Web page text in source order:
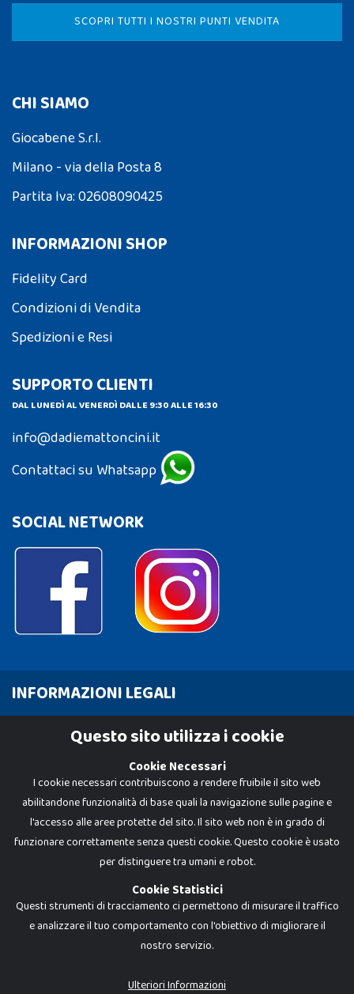
SCOPRI TUTTI I NOSTRI PUNTI VENDITA
CHI SIAMO
Giocabene S.r.l.
Milano - via della Posta 8
Partita Iva: 02608090425
INFORMAZIONI SHOP
Fidelity Card
Condizioni di Vendita
Spedizioni e Resi
SUPPORTO CLIENTI
DAL LUNEDÌ AL VENERDÌ DALLE 9:30 ALLE 16:30
info@dadiemattoncini.it
Contattaci su Whatsapp
SOCIAL NETWORK
INFORMAZIONI LEGALI
Cookie Policy
Dadi e Mattoncini è un brand di Giocabene Srl. Ogni riproduzione o utilizzo non
I prezzi e le promozioni pubblicate potrebbero differire da quanto esposto in
Questo sito utilizza i cookie
Cookie Necessari
I cookie necessari contribuiscono a rendere fruibile il sito web
abilitandone funzionalità di base quali la navigazione sulle pagine e
l'accesso alle aree protette del sito. Il sito web non è in grado di
funzionare correttamente senza questi cookie. Questo cookie è usato
per distinguere tra umani e robot.
Cookie Statistici
Questi strumenti di tracciamento ci permettono di misurare il traffico
e analizzare il tuo comportamento con l'obiettivo di migliorare il
nostro servizio.
Ulteriori Informazioni